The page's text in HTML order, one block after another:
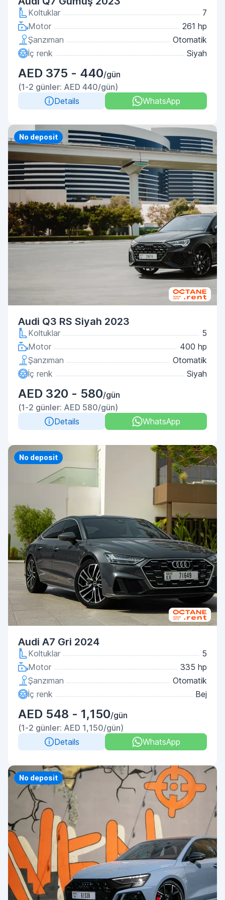
Koltuklar
7
Motor
261 hp
Şanzıman
Otomatik
İç renk
Siyah
AED 375 - 440/gün
(1-2 günler: AED 440/gün)
Details
WhatsApp
Priority
No deposit
Audi Q3 RS Siyah 2023
Koltuklar
5
Motor
400 hp
Şanzıman
Otomatik
İç renk
Siyah
AED 320 - 580/gün
(1-2 günler: AED 580/gün)
Details
WhatsApp
Priority
No deposit
Audi A7 Gri 2024
Koltuklar
5
Motor
335 hp
Şanzıman
Otomatik
İç renk
Bej
AED 548 - 1,150/gün
(1-2 günler: AED 1,150/gün)
Details
WhatsApp
Priority
No deposit